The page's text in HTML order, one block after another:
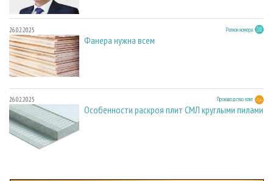
26.02.2025 Регион номера
Фанера нужна всем
26.02.2025 Производство плит
Особенности раскроя плит СМЛ круглыми пилами